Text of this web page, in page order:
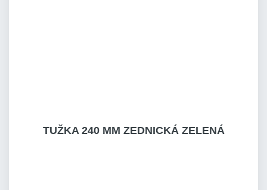
TUŽKA 240 MM ZEDNICKÁ ZELENÁ